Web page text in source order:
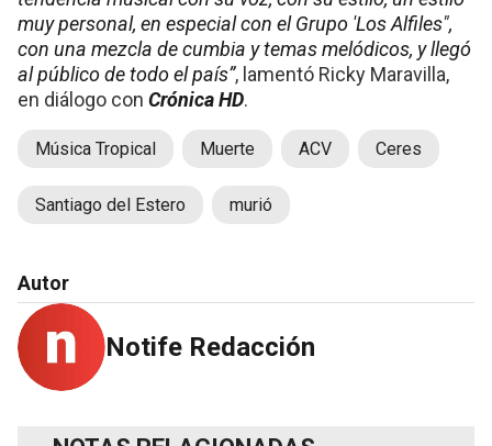
muy personal, en especial con el Grupo 'Los Alfiles",
con una mezcla de cumbia y temas melódicos, y llegó
al público de todo el país”, lamentó Ricky Maravilla,
en diálogo con Crónica HD.
Música Tropical Muerte ACV Ceres
Santiago del Estero murió
Autor
Notife Redacción